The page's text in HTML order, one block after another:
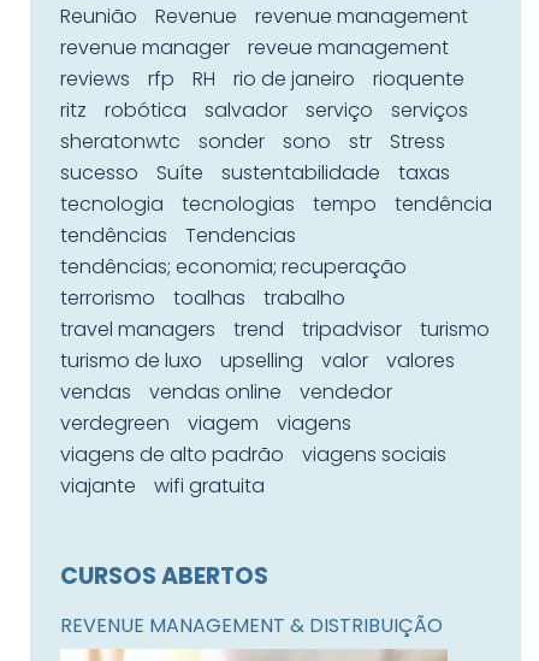
Reunião
Revenue
revenue management
revenue manager
reveue management
reviews
rfp RH rio de janeiro
rioquente
ritz
robótica salvador serviço
serviços
sheratonwtc
sonder sono str
Stress
sucesso
Suíte sustentabilidade
taxas
tecnologia
tecnologias tempo
tendência
tendências
Tendencias
tendências; economia; recuperação
terrorismo
toalhas
trabalho
travel managers
trend tripadvisor
turismo
turismo de luxo
upselling valor
valores
vendas
vendas online
vendedor
verdegreen
viagem
viagens
viagens de alto padrão
viagens sociais
viajante
wifi gratuita
CURSOS ABERTOS
REVENUE MANAGEMENT & DISTRIBUIÇÃO